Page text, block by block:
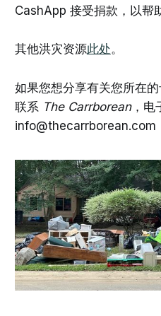
CashApp 接受捐款，以帮
其他洪灾资源此处。
如果您想分享有关您所在
联系 The Carrborean，电
info@thecarrborean.com